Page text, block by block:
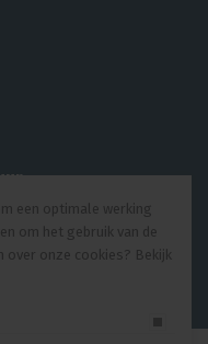
een optimale werking
om het gebruik van de
over onze cookies? Bekijk